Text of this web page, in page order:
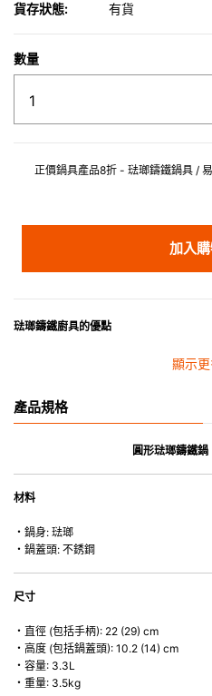
貨存狀態: 有貨
數量
正價鍋具產品8折 - 琺瑯鑄鐵鍋具 /
加入
琺瑯鑄鐵廚具的優點
• 琺瑯鑄鐵傳熱性均勻，不會產生過熱點
• 重身的鍋蓋能有助防止蒸氣溜走,易於
• 琺瑯抗酸鹼，不會殘留氣味，安全衛生
產品規格
圓形琺瑯鑄鐵
材料
・鍋身: 琺瑯
・鍋蓋頭: 不銹鋼
尺寸
・直徑 (包括手柄): 22 (29) cm
・高度 (包括鍋蓋頭): 10.2 (14) cm
・容量: 3.3L
・重量: 3.5kg